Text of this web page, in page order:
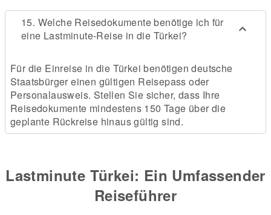
15. Welche Reisedokumente benötige ich für
eine Lastminute-Reise in die Türkei?
Für die Einreise in die Türkei benötigen deutsche
Staatsbürger einen gültigen Reisepass oder
Personalausweis. Stellen Sie sicher, dass Ihre
Reisedokumente mindestens 150 Tage über die
geplante Rückreise hinaus gültig sind.
Lastminute Türkei: Ein Umfassender
Reiseführer